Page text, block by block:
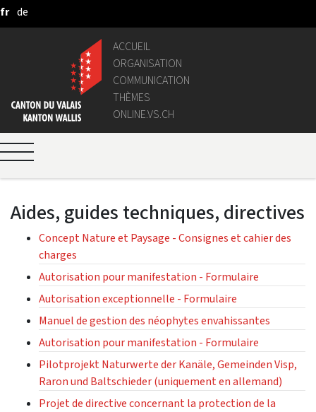
Saut au contenu principal
fr de
ACCUEIL
ORGANISATION
COMMUNICATION
THÈMES
ONLINE.VS.CH
Aides, guides techniques, directives
Concept Nature et Paysage - Consignes et cahier des
charges
Autorisation pour manifestation - Formulaire
Autorisation exceptionnelle - Formulaire
Manuel de gestion des néophytes envahissantes
Autorisation pour manifestation - Formulaire
Pilotprojekt Naturwerte der Kanäle, Gemeinden Visp,
Raron und Baltschieder (uniquement en allemand)
Projet de directive concernant la protection de la